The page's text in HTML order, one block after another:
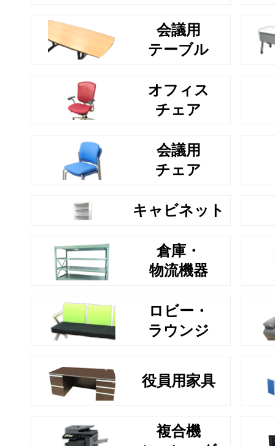
会議用
テーブル
オフィス
チェア
会議用
チェア
キャビネット
倉庫・
物流機器
ロビー・
ラウンジ
役員用家具
複合機